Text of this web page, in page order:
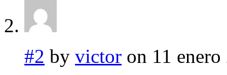
#2 by victor on 11